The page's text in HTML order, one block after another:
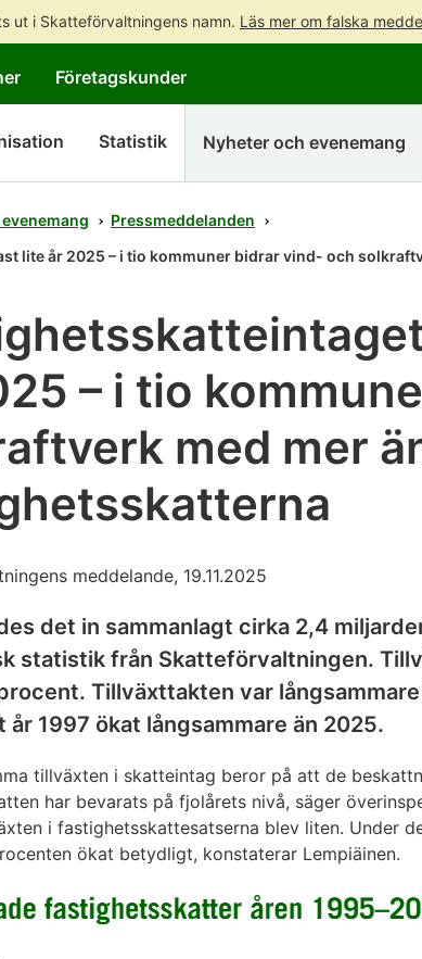
ut i Skatteförvaltningens namn. Läs mer om falska
till
hela
sökning
Företagskunder
Statistik Nyheter och evenemang
Pressmeddelanden
lite år 2025 – i tio kommuner bidrar vind- och
– i tio
med mer
meddelande, 19.11.2025
det in sammanlagt cirka 2,4
statistik från Skatteförvaltningen.
Tillväxttakten var
år 1997 ökat långsammare än 2025.
tillväxten i skatteintag beror på att de
har bevarats på fjolårets nivå, säger
i fastighetsskattesatserna blev liten. Under
ökat betydligt, konstaterar Lempiäinen.